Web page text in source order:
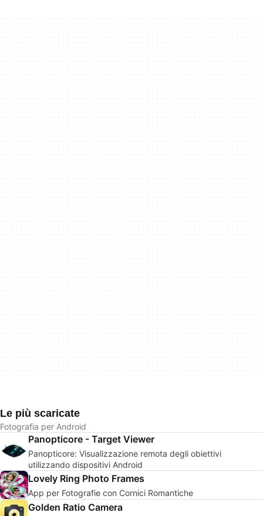
Le più scaricate
Fotografia per Android
Panopticore - Target Viewer
Panopticore: Visualizzazione remota degli obiettivi
utilizzando dispositivi Android
Lovely Ring Photo Frames
App per Fotografie con Cornici Romantiche
Golden Ratio Camera